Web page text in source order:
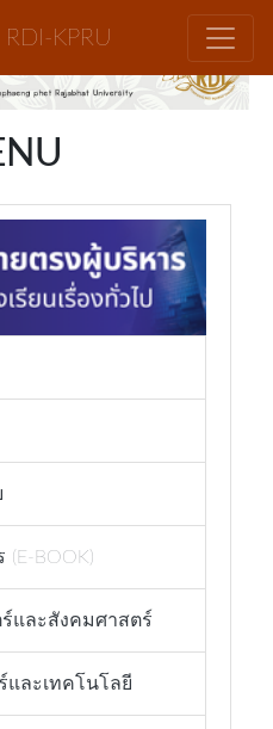
RDI-KPRU
BOOK)
และสังคมศาสตร์
และเทคโนโลยี